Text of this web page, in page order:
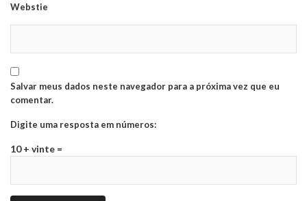
Webstie
Salvar meus dados neste navegador para a próxima vez que eu
comentar.
Digite uma resposta em números:
10 + vinte =